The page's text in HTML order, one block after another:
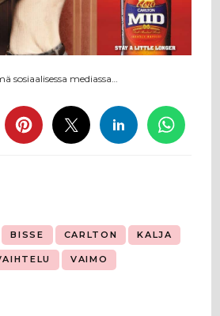
sosiaalisessa mediassa…
BISSE CARLTON KALJA
VAIMO